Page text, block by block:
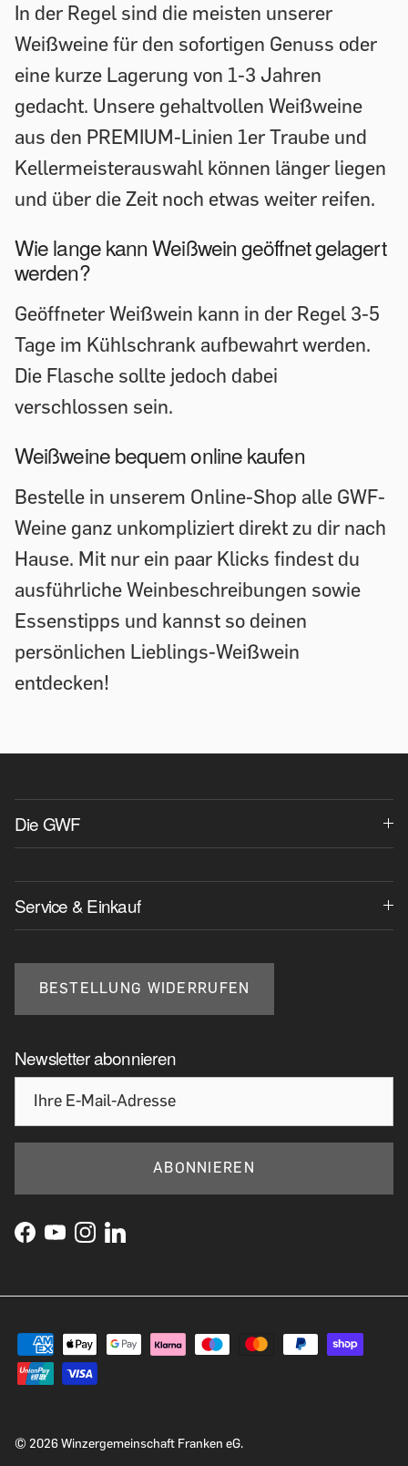
In der Regel sind die meisten unserer
Weißweine für den sofortigen Genuss oder
eine kurze Lagerung von 1-3 Jahren
gedacht. Unsere gehaltvollen Weißweine
aus den PREMIUM-Linien 1er Traube und
Kellermeisterauswahl können länger liegen
und über die Zeit noch etwas weiter reifen.
Wie lange kann Weißwein geöffnet gelagert
werden?
Geöffneter Weißwein kann in der Regel 3-5
Tage im Kühlschrank aufbewahrt werden.
Die Flasche sollte jedoch dabei
verschlossen sein.
Weißweine bequem online kaufen
Bestelle in unserem Online-Shop alle GWF-
Weine ganz unkompliziert direkt zu dir nach
Hause. Mit nur ein paar Klicks findest du
ausführliche Weinbeschreibungen sowie
Essenstipps und kannst so deinen
persönlichen Lieblings-Weißwein
entdecken!
Die GWF
Service & Einkauf
BESTELLUNG WIDERRUFEN
Newsletter abonnieren
ABONNIEREN
© 2026Winzergemeinschaft Franken eG.